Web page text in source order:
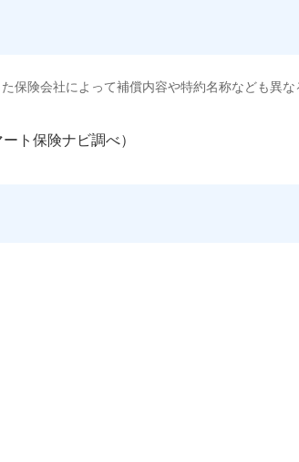
保険会社によって補償内容や特約名称なども異
ト保険ナビ調べ）